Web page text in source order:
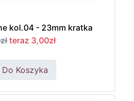
kol.04 - 23mm kratka
teraz 3,00zł
Do Koszyka